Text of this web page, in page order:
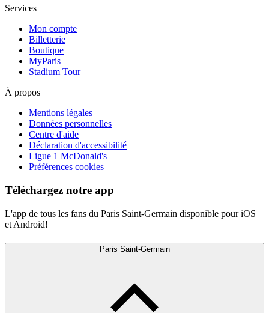
Services
Mon compte
Billetterie
Boutique
MyParis
Stadium Tour
À propos
Mentions légales
Données personnelles
Centre d'aide
Déclaration d'accessibilité
Ligue 1 McDonald's
Préférences cookies
Téléchargez notre app
L'app de tous les fans du Paris Saint-Germain disponible pour iOS
et Android!
Paris Saint-Germain